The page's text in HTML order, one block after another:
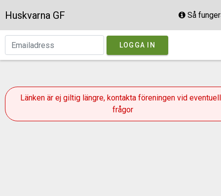
Huskvarna GF Så
LOGGA IN
Länken är ej giltig längre, kontakta föreningen vid
frågor